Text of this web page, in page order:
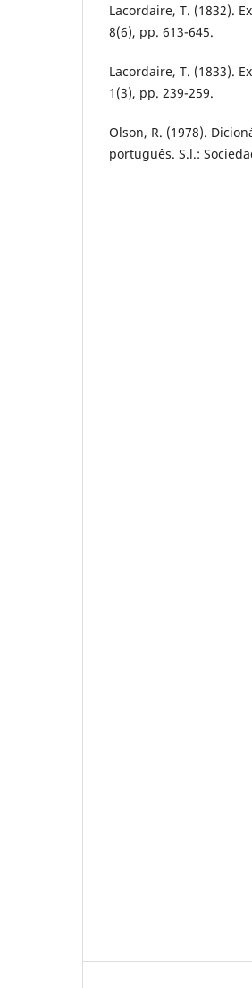
Lacordaire, T. (1832).
8(6), pp. 613-645.
Lacordaire, T. (1833).
1(3), pp. 239-259.
Olson, R. (1978).
português. S.l.: